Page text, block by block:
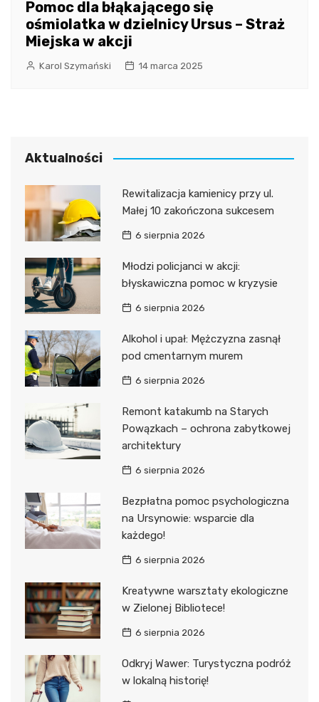
Pomoc dla błąkającego się
ośmiolatka w dzielnicy Ursus – Straż
Miejska w akcji
Karol Szymański 14 marca 2025
Aktualności
Rewitalizacja kamienicy przy ul.
Małej 10 zakończona sukcesem
6 sierpnia 2026
Młodzi policjanci w akcji:
błyskawiczna pomoc w kryzysie
6 sierpnia 2026
Alkohol i upał: Mężczyzna zasnął
pod cmentarnym murem
6 sierpnia 2026
Remont katakumb na Starych
Powązkach – ochrona zabytkowej
architektury
6 sierpnia 2026
Bezpłatna pomoc psychologiczna
na Ursynowie: wsparcie dla
każdego!
6 sierpnia 2026
Kreatywne warsztaty ekologiczne
w Zielonej Bibliotece!
6 sierpnia 2026
Odkryj Wawer: Turystyczna podróż
w lokalną historię!